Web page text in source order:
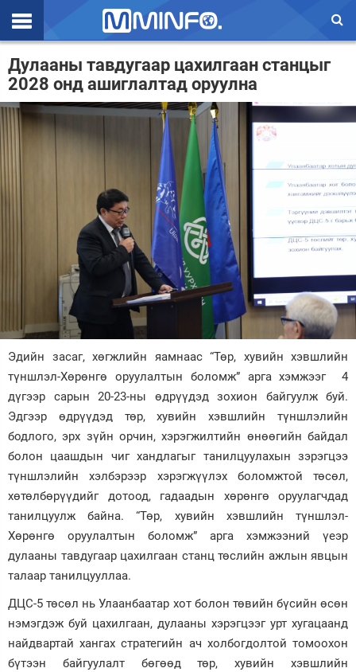
Эхлэл
Цаг агаар
Валют ханш
Энтертайнмэнт
Зурхай
Дулааны тавдугаар цахилгаан станцыг
2028 онд ашиглалтад оруулна
Эдийн засаг, хөгжлийн яамнаас “Төр, хувийн хэвшлийн
түншлэл-Хөрөнгө оруулалтын боломж” арга хэмжээг 4
дүгээр сарын 20-23-ны өдрүүдэд зохион байгуулж буй.
Эдгээр өдрүүдэд төр, хувийн хэвшлийн түншлэлийн
бодлого, эрх зүйн орчин, хэрэгжилтийн өнөөгийн байдал
болон цаашдын чиг хандлагыг танилцуулахын зэрэгцээ
түншлэлийн хэлбэрээр хэрэгжүүлэх боломжтой төсөл,
хөтөлбөрүүдийг дотоод, гадаадын хөрөнгө оруулагчдад
танилцуулж байна. “Төр, хувийн хэвшлийн түншлэл-
Хөрөнгө оруулалтын боломж” арга хэмжээний үеэр
дулааны тавдугаар цахилгаан станц төслийн ажлын явцын
талаар танилцууллаа.
ДЦС-5 төсөл нь Улаанбаатар хот болон төвийн бүсийн өсөн
нэмэгдэж буй цахилгаан, дулааны хэрэгцээг урт хугацаанд
найдвартай хангах стратегийн ач холбогдолтой томоохон
бүтээн байгуулалт бөгөөд төр, хувийн хэвшлийн